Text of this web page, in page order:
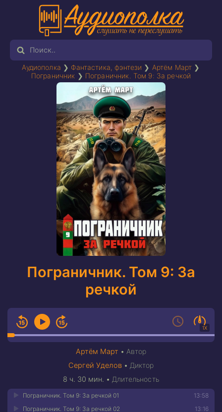
Аудиополка ❯ Фантастика, фэнтези ❯ Артём Март ❯
Пограничник ❯ Пограничник. Том 9: За речкой
Пограничник. Том 9: За
речкой
1X
Артём Март • Автор
Сергей Уделов • Диктор
8 ч. 30 мин. •Длительность
13:58
Пограничник. Том 9: За речкой 01
13:16
Пограничник. Том 9: За речкой 02